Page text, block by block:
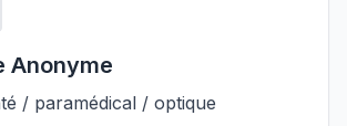
Anonyme
/ paramédical / optique